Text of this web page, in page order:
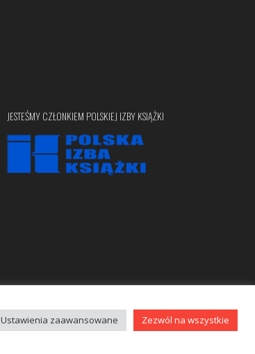
JESTEŚMY CZŁONKIEM POLSKIEJ IZBY KSIĄŻKI
Copyright © 2020 bellona.pl
Ustawienia zaawansowane Zezwól na wszystkie